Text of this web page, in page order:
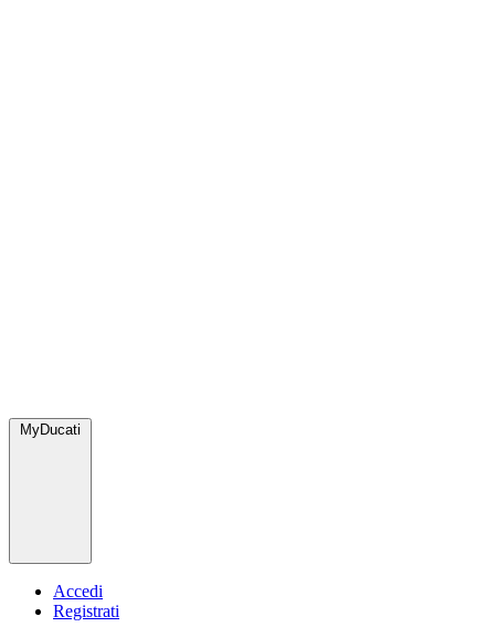
MyDucati
Accedi
Registrati